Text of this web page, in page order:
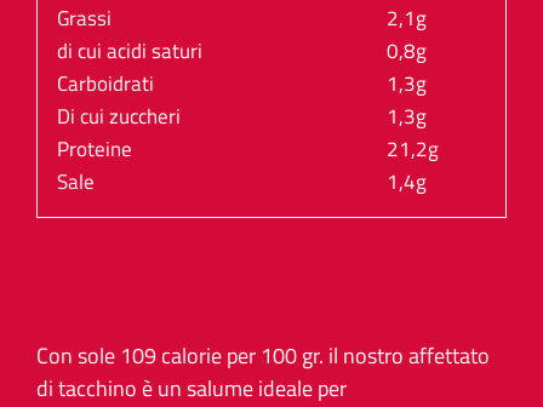
Grassi
2,1g
di cui acidi saturi
0,8g
Carboidrati
1,3g
Di cui zuccheri
1,3g
Proteine
21,2g
Sale
1,4g
Con sole 109 calorie per 100 gr. il nostro affettato
di tacchino è un salume ideale per